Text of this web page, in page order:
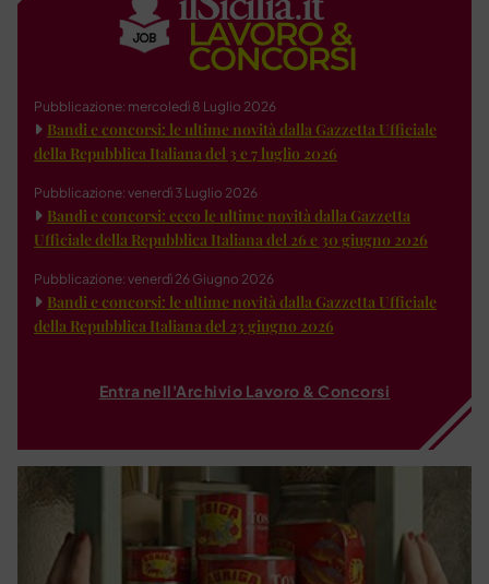
Pubblicazione: mercoledì 8 Luglio 2026
Bandi e concorsi: le ultime novità dalla Gazzetta Ufficiale
della Repubblica Italiana del 3 e 7 luglio 2026
Pubblicazione: venerdì 3 Luglio 2026
Bandi e concorsi: ecco le ultime novità dalla Gazzetta
Ufficiale della Repubblica Italiana del 26 e 30 giugno 2026
Pubblicazione: venerdì 26 Giugno 2026
Bandi e concorsi: le ultime novità dalla Gazzetta Ufficiale
della Repubblica Italiana del 23 giugno 2026
Entra nell'Archivio Lavoro & Concorsi